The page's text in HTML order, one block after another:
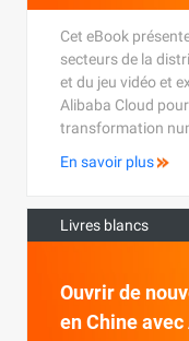
Cet eBook
secteurs de la
et du jeu vidéo et
Alibaba Cloud
transformation
En savoir plus
Livres blancs
Ouvrir de
en Chine